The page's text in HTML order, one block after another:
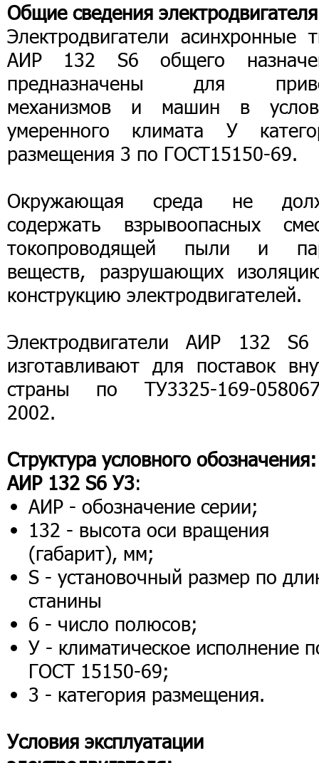
Общие сведения
Электродвигатели асинхронные
АИР 132 S6 общего
предназначены для
механизмов и машин в
умеренного климата У
размещения 3 по ГОСТ15150-69.
Окружающая среда не
содержать взрывоопасных
токопроводящей пыли и
веществ, разрушающих
конструкцию электродвигателей.
Электродвигатели АИР 132
изготавливают для поставок
страны по ТУ3325-169-
2002.
Структура условного обозначения:
АИР 132 S6 У3:
АИР - обозначение серии;
132 - высота оси вращения
(габарит), мм;
S - установочный размер по
станины
6 - число полюсов;
У - климатическое исполнение
ГОСТ 15150-69;
3 - категория размещения.
Условия эксплуатации